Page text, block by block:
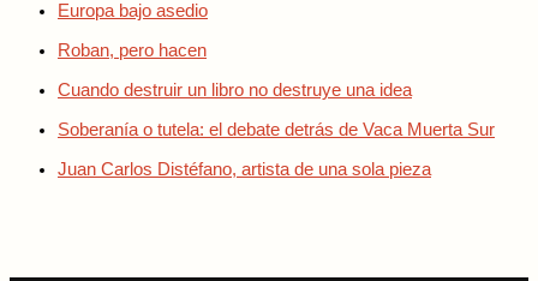
Europa bajo asedio
Roban, pero hacen
Cuando destruir un libro no destruye una idea
Soberanía o tutela: el debate detrás de Vaca Muerta Sur
Juan Carlos Distéfano, artista de una sola pieza